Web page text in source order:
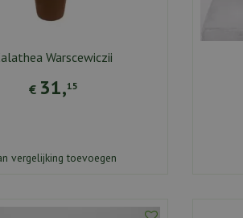
Warscewiczii
€ 31,15
vergelijking toevoegen